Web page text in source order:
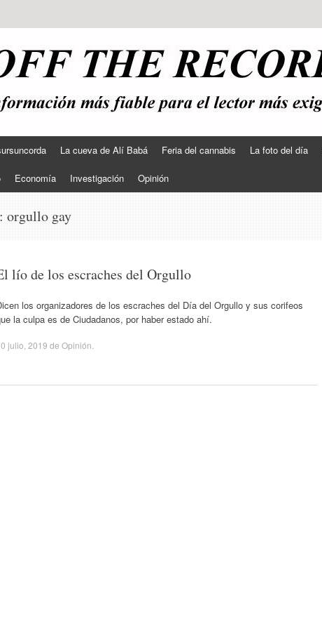
La cueva de Alí Babá Feria del cannabis La foto del día
Economía Investigación Opinión
orgullo gay
lío de los escraches del Orgullo
los organizadores de los escraches del Día del Orgullo y sus corifeos
la culpa es de Ciudadanos, por haber estado ahí.
julio, 2019 de Opinión